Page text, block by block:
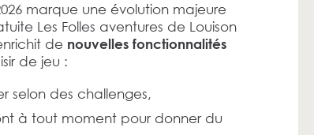
marque une évolution majeure
Les Folles aventures de Louison
de nouvelles fonctionnalités
de jeu :
selon des challenges,
à tout moment pour donner du